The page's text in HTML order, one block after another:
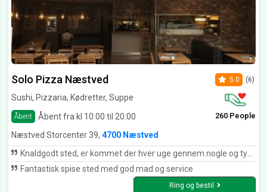
Solo Pizza Næstved
Sushi, Pizzaria, Kødretter, Suppe
Åbent Åbent fra kl 10:00 til 20:00
5.0 (6)
260 People
Næstved Storcenter 39, 4700 Næstved
Knaldgodt sted, er kommet der hver uge gennem nogle og tyve år.. Kan stærkt anbefales. Altid perfekt og venlig betjening.
Fantastisk spise sted med god mad og service
Ring og bestil